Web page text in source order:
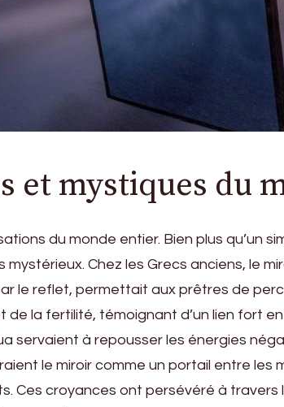
et mystiques du
du monde entier. Bien plus qu’un
Chez les Grecs anciens, le
le reflet, permettait aux prêtres de
la fertilité, témoignant d’un lien fort
servaient à repousser les énergies
le miroir comme un portail entre
Ces croyances ont persévéré à